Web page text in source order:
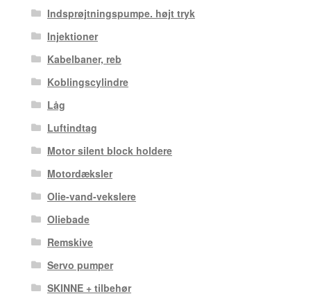
Indsprøjtningspumpe. højt tryk
Injektioner
Kabelbaner, reb
Koblingscylindre
Låg
Luftindtag
Motor silent block holdere
Motordæksler
Olie-vand-vekslere
Oliebade
Remskive
Servo pumper
SKINNE + tilbehør